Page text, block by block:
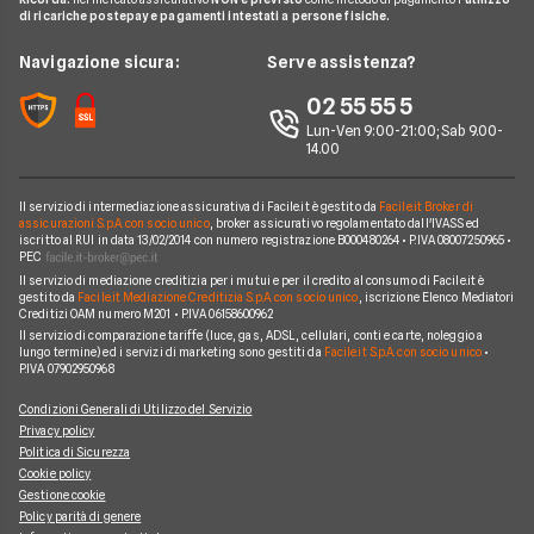
News
Redazione
Ufficio Stampa
Servizio Clienti
Reclami
Mappa del sito
Facile.it Corporate
Facile.it Club
Lavora in Facile.it We're hiring!
Noleggio lungo termine veicoli commerciali
Citroen
Jeep
Cupra
Scoprile tutte
FIAT TOPOLINO
LEAPMOTOR B10 reev
AUDI SQ8
FORD Tourneo Courier
BMW Serie 3 SW
AUDI A3 Sportback
MINI Cooper
Scoprile tutte le offerte
Arval
Ayvens
UnipolRental
Tutte le compagnie
di ricariche postepay e pagamenti intestati a persone fisiche.
Navigazione sicura: Serve assistenza?
02 55 55 5
Lun-Ven 9:00-21:00; Sab 9.00-
14.00
Il servizio di intermediazione assicurativa di Facile.it è gestito da Facile.it Broker di
assicurazioni S.p.A. con socio unico, broker assicurativo regolamentato dall'IVASS ed
iscritto al RUI in data 13/02/2014 con numero registrazione B000480264 • P.IVA 08007250965 •
PEC
Il servizio di mediazione creditizia per i mutui e per il credito al consumo di Facile.it è
gestito da Facile.it Mediazione Creditizia S.p.A. con socio unico , iscrizione Elenco Mediatori
Creditizi OAM numero M201 • P.IVA 06158600962
Il servizio di comparazione tariffe (luce, gas, ADSL, cellulari, conti e carte, noleggio a
lungo termine) ed i servizi di marketing sono gestiti da Facile.it S.p.A. con socio unico•
P.IVA 07902950968
Condizioni Generali di Utilizzo del Servizio
Privacy policy
Politica di Sicurezza
Cookie policy
Gestione cookie
Policy parità di genere